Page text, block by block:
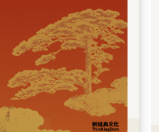
沉。她的母親沒有來。
」他說。小美頓時垂頭喪
滄桑的老兵一樣姍姍而